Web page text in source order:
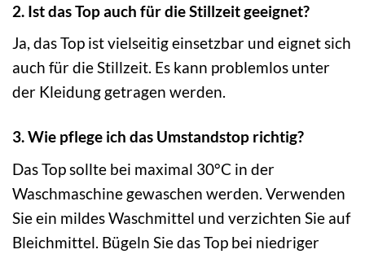
2. Ist das Top auch für die Stillzeit geeignet?
Ja, das Top ist vielseitig einsetzbar und eignet sich
auch für die Stillzeit. Es kann problemlos unter
der Kleidung getragen werden.
3. Wie pflege ich das Umstandstop richtig?
Das Top sollte bei maximal 30°C in der
Waschmaschine gewaschen werden. Verwenden
Sie ein mildes Waschmittel und verzichten Sie auf
Bleichmittel. Bügeln Sie das Top bei niedriger